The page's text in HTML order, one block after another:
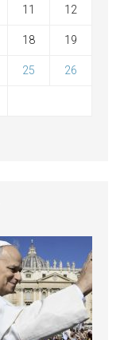
11 12
18 19
25 26